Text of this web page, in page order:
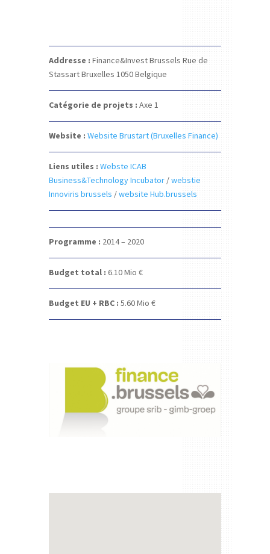
Addresse : Finance&Invest Brussels Rue de
StassartBruxelles 1050Belgique
Catégorie de projets : Axe 1
Website : Website Brustart (Bruxelles Finance)
Liens utiles : Webste ICAB
Business&Technology Incubator/webstie
Innoviris brussels /website Hub.brussels
Programme : 2014 – 2020
Budget total : 6.10Mio €
Budget EU + RBC : 5.60Mio €